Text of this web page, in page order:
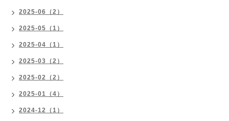
2025-06（2）
2025-05（1）
2025-04（1）
2025-03（2）
2025-02（2）
2025-01（4）
2024-12（1）